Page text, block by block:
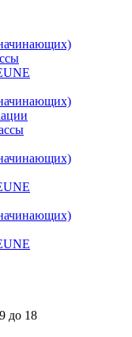
до 18